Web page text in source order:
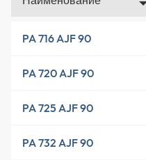
PA 716 AJF 90
PA 720 AJF 90
PA 725 AJF 90
PA 732 AJF 90